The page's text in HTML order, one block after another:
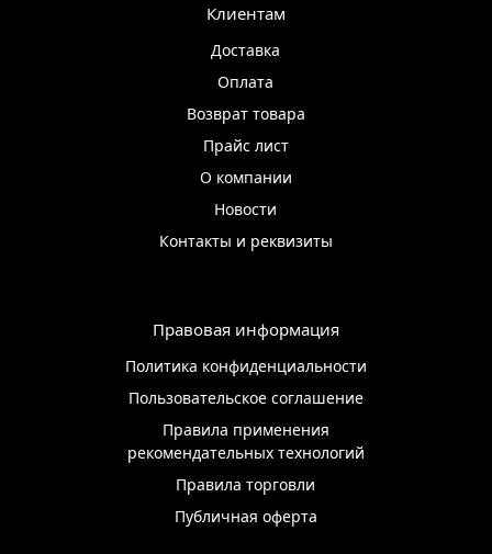
Клиентам
Доставка
Оплата
Возврат товара
Прайс лист
О компании
Новости
Контакты и реквизиты
Правовая информация
Политика конфиденциальности
Пользовательское соглашение
Правила применения
рекомендательных технологий
Правила торговли
Публичная оферта